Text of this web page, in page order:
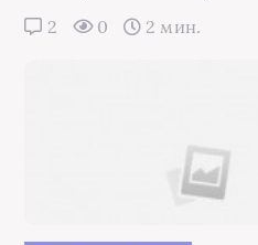
2 0 2 мин.